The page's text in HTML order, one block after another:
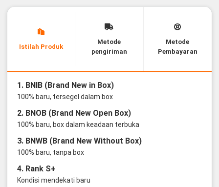
Istilah Produk
Metode
pengiriman
Metode
Pembayaran
1. BNIB (Brand New in Box)
100% baru, tersegel dalam box
2. BNOB (Brand New Open Box)
100% baru, box dalam keadaan terbuka
3. BNWB (Brand New Without Box)
100% baru, tanpa box
4. Rank S+
Kondisi mendekati baru